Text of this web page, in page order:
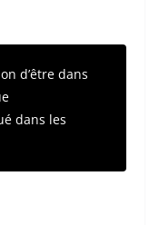
d’être dans
dans les